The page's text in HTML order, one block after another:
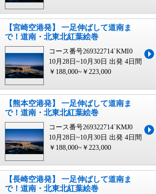
【宮崎空港発】 一足伸ばして道南ま
で！道南・北東北紅葉絵巻
コース番号269322714`KMI0
10月28日~10月30日 出発 4日間
￥188,000~￥223,000
【熊本空港発】 一足伸ばして道南ま
で！道南・北東北紅葉絵巻
コース番号269322714`KMJ0
10月28日~10月30日 出発 4日間
￥188,000~￥223,000
【長崎空港発】 一足伸ばして道南ま
で！道南・北東北紅葉絵巻